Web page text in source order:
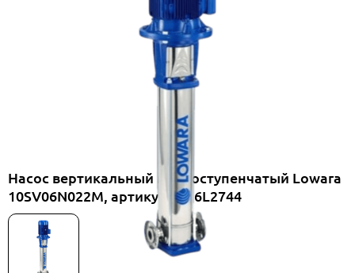
Насос вертикальный многоступенчатый Lowara
10SV06N022M, артикул 1016L2744